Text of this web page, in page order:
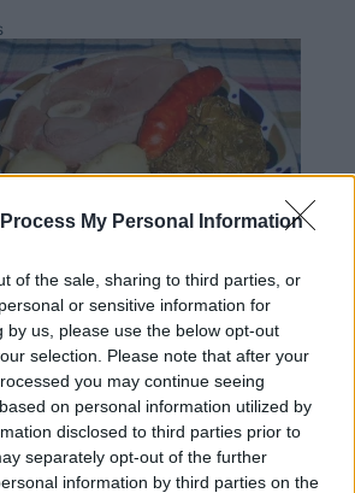
My Personal Information
of the sale, sharing to third parties, or
or sensitive information for
by us, please use the below opt-out
selection. Please note that after your
you may continue seeing
on personal information utilized by
disclosed to third parties prior to
separately opt-out of the further
information by third parties on the
del torno para moldear, que se
antes de nuestra Era, la Humanidad
supo hacerlo aplicándolo a los
los ‘cocidos’, nombre genérico de
en todo el mundo, hecho de mil y